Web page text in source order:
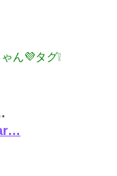
ん💜タグ❕